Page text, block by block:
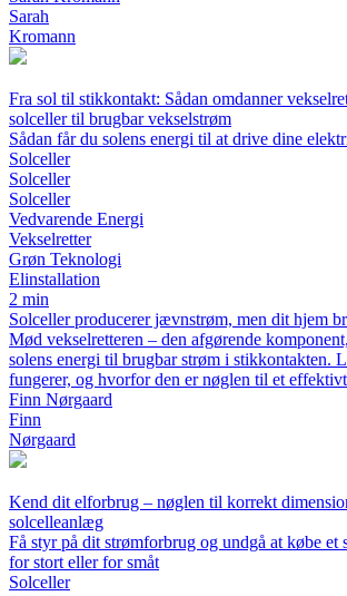
Sarah
Kromann
Fra sol til stikkontakt: Sådan omdanner
solceller til brugbar vekselstrøm
Sådan får du solens energi til at drive dine
Solceller
Solceller
Solceller
Vedvarende Energi
Vekselretter
Grøn Teknologi
Elinstallation
2 min
Solceller producerer jævnstrøm, men dit hjem
Mød vekselretteren – den afgørende
solens energi til brugbar strøm i stikkontakten.
fungerer, og hvorfor den er nøglen til et
Finn Nørgaard
Finn
Nørgaard
Kend dit elforbrug – nøglen til korrekt
solcelleanlæg
Få styr på dit strømforbrug og undgå at købe et
for stort eller for småt
Solceller